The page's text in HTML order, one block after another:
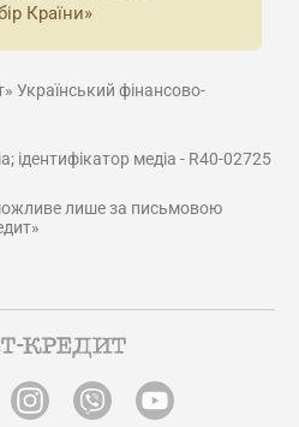
Країни»
Український фінансово-
ідентифікатор медіа - R40-02725
лише за письмовою